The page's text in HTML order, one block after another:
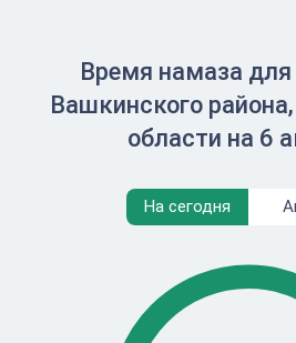
Время намаза
Вашкинского
области на 6
На сегодня